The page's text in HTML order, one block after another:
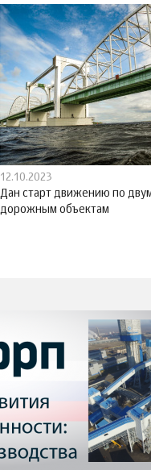
12.10.2023
Дан старт движению по
дорожным объектам